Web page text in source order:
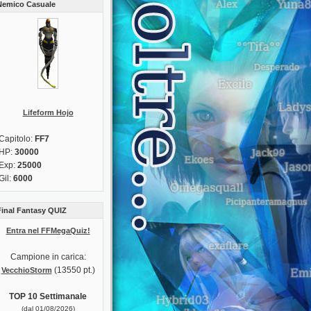
Casuale
Lifeform Hojo
FF7
HP: 30000
Exp: 25000
6000
Fantasy QUIZ
Entra nel FFMegaQuiz!
Campione in carica:
VecchioStorm (13550 pt.)
TOP 10 Settimanale
(dal 01/08/2026)